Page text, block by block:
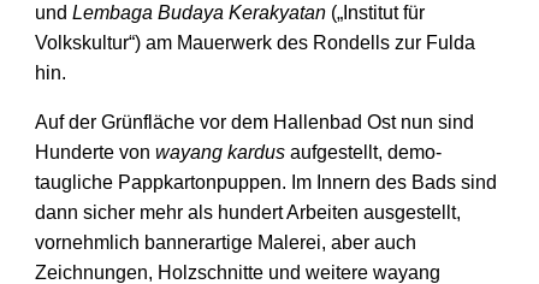
und Lembaga Budaya Kerakyatan(„Institut für
Volkskultur“) am Mauer­werk des Rondells zur Fulda
hin.
Auf der Grünfläche vor dem Hallen­bad Ost nun sind
Hunderte von wayang kardusaufgestellt, demo­
taugliche Pappkarton­puppen. Im Innern des Bads sind
dann sicher mehr als hundert Arbeiten ausgestellt,
vornehmlich banner­artige Malerei, aber auch
Zeichnungen, Holz­schnitte und weitere wayang